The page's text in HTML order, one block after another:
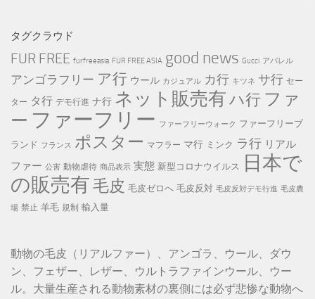
リ
ー
タグクラウド
FUR FREE furfreeasia FUR FREE ASIA good news Gucci アパレル
アンゴラフリー ア行 ウール カジュアル カ行 キツネ サ行 セー
ター タ行 デモ行進 ナ行 ネット販売有ハ行 ファ
ー ファーフリー ファーフリーウォーク ファーフリーブ
ランド フランス ポスター マフラー マ行 ミンク ラ行 リアル
ファー 公害 動物虐待 商品表示 実態 新型コロナウイルス
日本で
の販売有毛皮 毛皮ゼロへ 毛皮反対 毛皮反対デモ行進 毛皮農
場 禁止 羊毛 規制 輸入量
動物の毛皮（リアルファー）、アンゴラ、ウール、ダウ
ン、フェザー、レザー、ウルトラファインウール、ウー
ル。大量生産される動物素材の裏側には必ず悲惨な動物へ